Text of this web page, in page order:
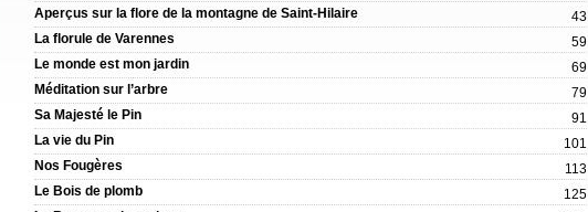
Aperçus sur la flore de la montagne de Saint-Hilaire
43
La florule de Varennes
59
Le monde est mon jardin
69
Méditation sur l’arbre
79
Sa Majesté le Pin
91
La vie du Pin
101
Nos Fougères
113
Le Bois de plomb
125